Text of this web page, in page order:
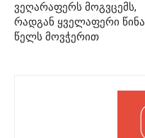
ვეღარაფერს მოგვცემს,
რადგან ყველაფერი წინა
წელს მოვჭერით